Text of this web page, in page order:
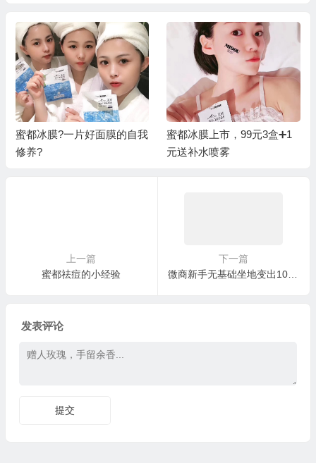
蜜都冰膜上市，99元3盒➕1
元送补水喷雾
小海豚：为什么加入蜜都？
因为蜜都的奖励模式
上一篇
蜜都祛痘的小经验
下一篇
微商新手无基础坐地变出1000+粉丝，举一反三这只是一个整理思路和资源的技巧（第一度人脉）
发表评论